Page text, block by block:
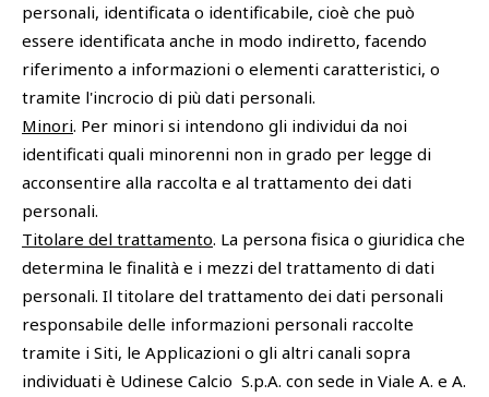
personali, identificata o identificabile, cioè che può
essere identificata anche in modo indiretto, facendo
riferimento a informazioni o elementi caratteristici, o
tramite l'incrocio di più dati personali.
Minori. Per minori si intendono gli individui da noi
identificati quali minorenni non in grado per legge di
acconsentire alla raccolta e al trattamento dei dati
personali.
Titolare del trattamento. La persona fisica o giuridica che
determina le finalità e i mezzi del trattamento di dati
personali. Il titolare del trattamento dei dati personali
responsabile delle informazioni personali raccolte
tramite i Siti, le Applicazioni o gli altri canali sopra
individuati è Udinese Calcio S.p.A. con sede in Viale A. e A.